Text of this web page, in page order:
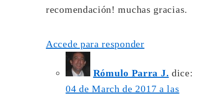
recomendación! muchas gracias.
Accede para responder
Rómulo Parra J. dice:
04 de March de 2017 a las